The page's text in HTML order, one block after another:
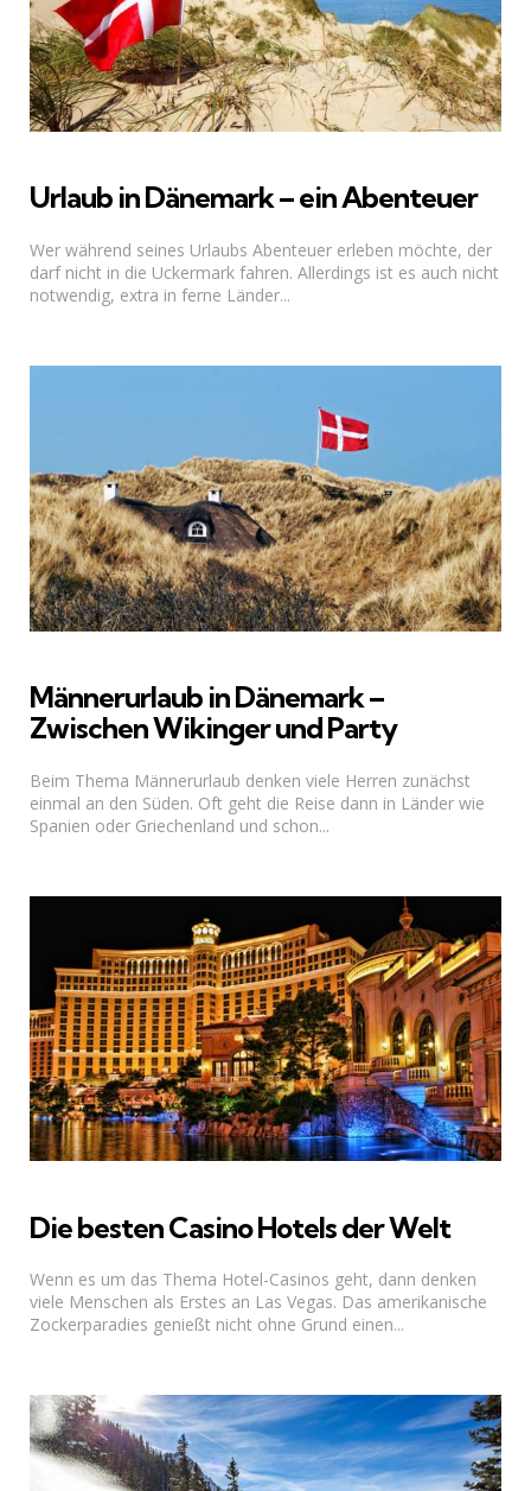
Urlaub in Dänemark – ein Abenteuer
Wer während seines Urlaubs Abenteuer erleben möchte, der
darf nicht in die Uckermark fahren. Allerdings ist es auch nicht
notwendig, extra in ferne Länder...
Männerurlaub in Dänemark –
Zwischen Wikinger und Party
Beim Thema Männerurlaub denken viele Herren zunächst
einmal an den Süden. Oft geht die Reise dann in Länder wie
Spanien oder Griechenland und schon...
Die besten Casino Hotels der Welt
Wenn es um das Thema Hotel-Casinos geht, dann denken
viele Menschen als Erstes an Las Vegas. Das amerikanische
Zockerparadies genießt nicht ohne Grund einen...